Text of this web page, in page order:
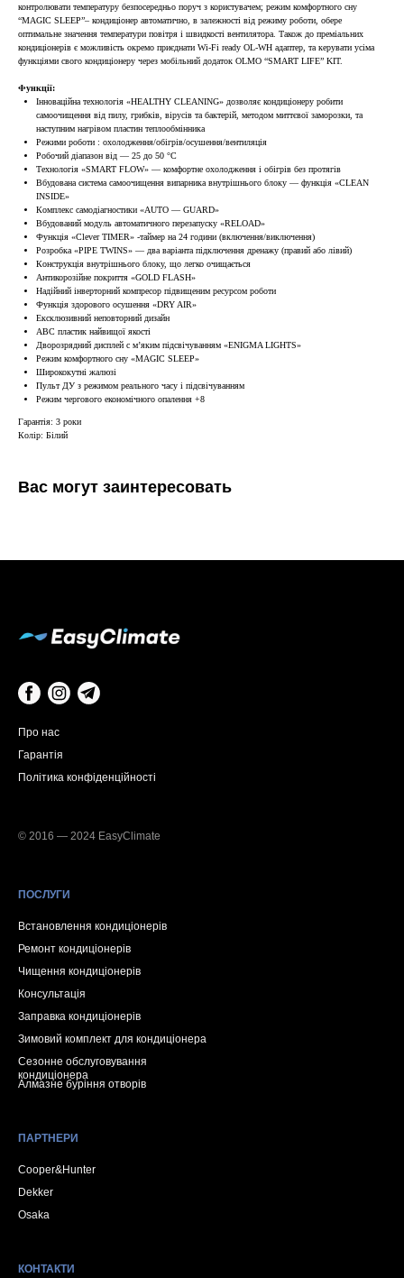
контролювати температуру безпосередньо поруч з користувачем; режим комфортного сну
“MAGIC SLEEP”– кондиціонер автоматично, в залежності від режиму роботи, обере
оптимальне значення температури повітря і швидкості вентилятора. Також до преміальних
кондиціонерів є можливість окремо приєднати Wi-Fi ready OL-WH адаптер, та керувати усіма
функціями свого кондиціонеру через мобільний додаток OLMO “SMART LIFE” KIT.
Функції:
Інноваційна технологія «HEALTHY CLEANING» дозволяє кондиціонеру робити
самоочищення від пилу, грибків, вірусів та бактерій, методом миттєвої заморозки, та
наступним нагрівом пластин теплообмінника
Режими роботи : охолодження/обігрів/осушення/вентиляція
Робочий діапазон від — 25 до 50 °C
Технологія «SMART FLOW» — комфортне охолодження і обігрів без протягів
Вбудована система самоочищення випарника внутрішнього блоку — функція «CLEAN
INSIDE»
Комплекс самодіагностики «AUTO — GUARD»
Вбудований модуль автоматичного перезапуску «RELOAD»
Функція «Сlever TIMER» -таймер на 24 години (включення/виключення)
Розробка «PIPE TWINS» — два варіанта підключення дренажу (правий або лівий)
Конструкція внутрішнього блоку, що легко очищається
Антикорозійне покриття «GOLD FLASH»
Надійний інверторний компресор підвищеним ресурсом роботи
Функція здорового осушення «DRY AIR»
Ексклюзивний неповторний дизайн
ABC пластик найвищої якості
Дворозрядний дисплей c м’яким підсвічуванням «ENIGMA LIGHTS»
Режим комфортного сну «MAGIC SLEEP»
Ширококутні жалюзі
Пульт ДУ з режимом реального часу і підсвічуванням
Режим чергового економічного опалення +8
Гарантія: 3 роки
Колір: Білий
Вас могут заинтересовать
Про нас
Гарантія
Політика конфіденційності
© 2016 — 2024 EasyClimate
ПОСЛУГИ
Встановлення кондиціонерів
Ремонт кондиціонерів
Чищення кондиціонерів
Консультація
Заправка кондиціонерів
Зимовий комплект для кондиціонера
Сезонне обслуговування
кондиціонера
ПАРТНЕРИ
Cooper&Hunter
Dekker
Osaka
КОНТАКТИ
Алмазне буріння отворів